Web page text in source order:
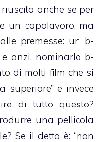
anche se per
un capolavoro, ma
premesse: un b-
anzi, nominarlo b-
di molti film che si
superiore” e invece
di tutto questo?
una pellicola
Se il detto è: “non